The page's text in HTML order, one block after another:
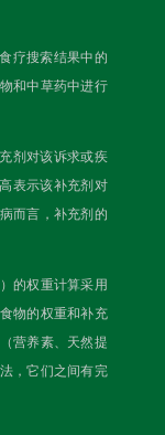
疗搜索结果中的
和中草药中进行
剂对该诉求或疾
表示该补充剂对
而言，补充剂的
的权重计算采用
物的权重和补充
营养素、天然提
，它们之间有完